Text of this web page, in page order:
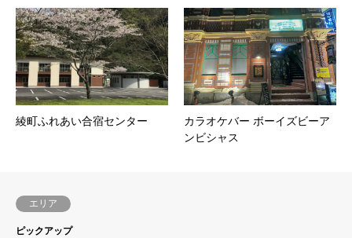
綾町ふれあい合宿センター
カラオケバー ボーイズビーア
ンビシャス
エリア
ピックアップ